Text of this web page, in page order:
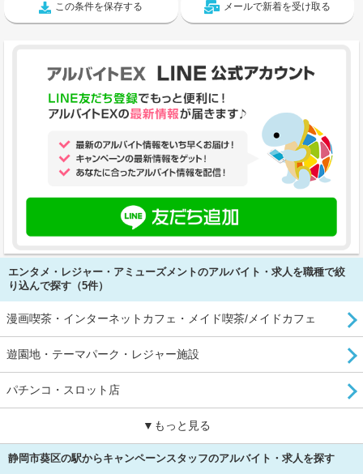
この条件を保存する メールで新着を受け取る
エンタメ・レジャー・アミューズメントのアルバイト・求人を職種で絞
り込んで探す（5件）
漫画喫茶・インターネットカフェ・メイド喫茶/メイドカフェ
遊園地・テーマパーク・レジャー施設
パチンコ・スロット店
▼もっと見る
静岡市葵区の駅からキャンペーンスタッフのアルバイト・求人を探す